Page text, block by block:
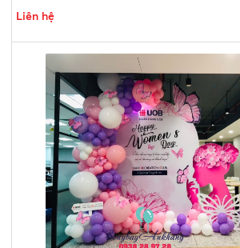
Liên hệ